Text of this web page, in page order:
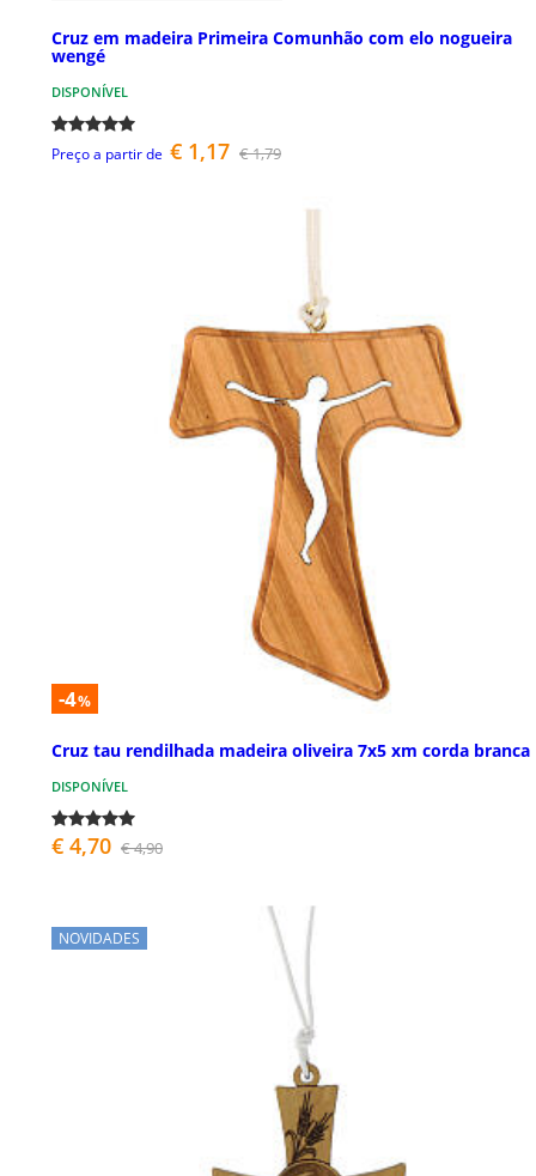
Cruz em madeira Primeira Comunhão com elo nogueira
wengé
DISPONÍVEL
Preço a partir de € 1,17 € 1,79
-4%
Cruz tau rendilhada madeira oliveira 7x5 xm corda branca
DISPONÍVEL
€ 4,70 € 4,90
NOVIDADES